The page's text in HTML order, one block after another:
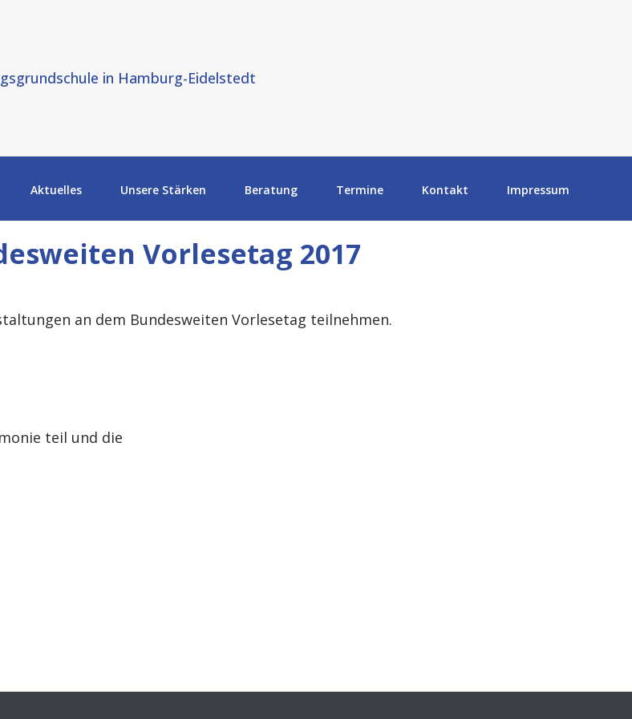
Aktuelles Unsere Stärken Beratung Termine Kontakt Impressum
Vorlesetag 2017
an dem Bundesweiten Vorlesetag teilnehmen.
teil und die